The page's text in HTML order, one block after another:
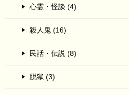
心霊・怪談 (4)
殺人鬼 (16)
民話・伝説 (8)
脱獄 (3)